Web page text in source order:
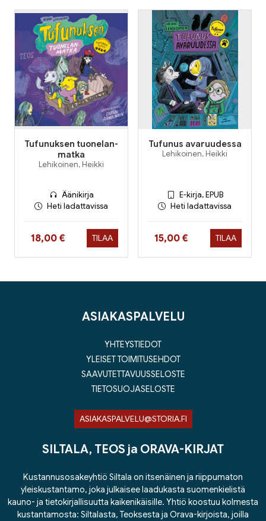
Tufunuksen tuonelan-
matka
Lehikoinen, Heikki
Äänikirja
Heti ladattavissa
Hinta nyt
18,00 € TILAA
Tufunus avaruudessa
Lehikoinen, Heikki
E-kirja, EPUB
Heti ladattavissa
Hinta nyt
15,00 € TILAA
ASIAKASPALVELU
YHTEYSTIEDOT
YLEISET TOIMITUSEHDOT
SAAVUTETTAVUUSSELOSTE
TIETOSUOJASELOSTE
ASIAKASPALVELU@STORIA.FI
SILTALA, TEOS ja ORAVA-KIRJAT
Kustannusosakeyhtiö Siltala on itsenäinen ja riippumaton
yleiskustantamo, joka julkaisee laadukasta suomenkielistä
kauno- ja tietokirjallisuutta kaikenikäisille. Yhtiö koostuu kolmesta
kustantamosta: Siltalasta, Teoksesta ja Orava-kirjoista, joilla